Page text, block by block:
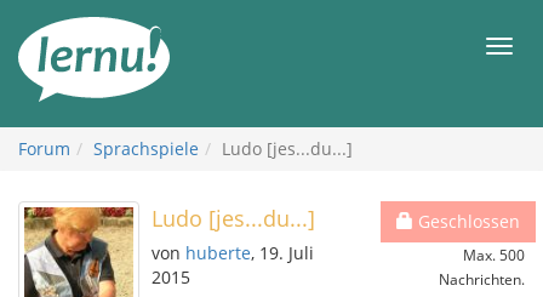
Inhalt
Forum Sprachspiele Ludo [jes...du...]
Geschlossen
Max. 500
Nachrichten.
Ludo [jes...du...]
von huberte, 19. Juli
2015